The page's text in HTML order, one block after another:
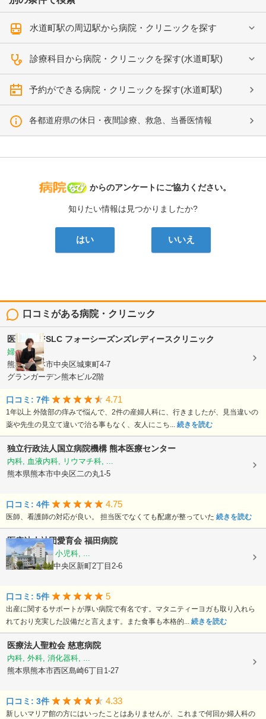
水道町駅の周辺駅から病院・クリニックを探す
診療科目から病院・クリニックを探す(水道町駅)
予約ができる病院・クリニックを探す(水道町駅)
各都道府県の休日・夜間診療、救急、当番医情報
病院なび
からのアンケートにご協力ください。
知りたい情報は見つかりましたか?
はい いいえ
口コミがある病院・クリニック
医療法人FSLC フォーシーズンズレディースクリニック
婦人科
熊本県熊本市中央区城東町4-7
グランガーデン熊本ビル2階
口コミ: 7件 4.71
1年以上 外陰部の痒みで悩んで、2件の産婦人科に、行きましたが、見当違いの
薬や先生の見立て違いで治る事もなく、友人にこち... 続きを読む
独立行政法人国立病院機構熊本医療センター
内科, 血液内科, リウマチ科, ...
熊本県熊本市中央区二の丸1-5
口コミ: 4件 4.75
医師、看護師の対応が良い。 担当医でなくても配慮が整っていた 続きを読む
医療法人社団愛育会 福田病院
産科, 婦人科, 小児科, ...
熊本県熊本市中央区新町2丁目2-6
口コミ: 5件 5
出産に関するサポートが厚い病院で有名です。マタニティーヨガも取り入れら
れており充実した設備だと言えます。また食事も本格的... 続きを読む
医療法人聖粒会 慈恵病院
内科, 外科, 消化器科, ...
熊本県熊本市西区島崎6丁目1-27
口コミ: 3件 4.33
新しいマリア館の方にはいったことはありませんが、これまで何回か婦人科の